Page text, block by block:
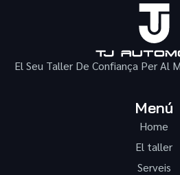
El Seu Taller De Confiança Per Al
Menú
Home
El taller
Serveis